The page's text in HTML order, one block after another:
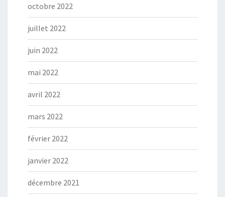
octobre 2022
juillet 2022
juin 2022
mai 2022
avril 2022
mars 2022
février 2022
janvier 2022
décembre 2021